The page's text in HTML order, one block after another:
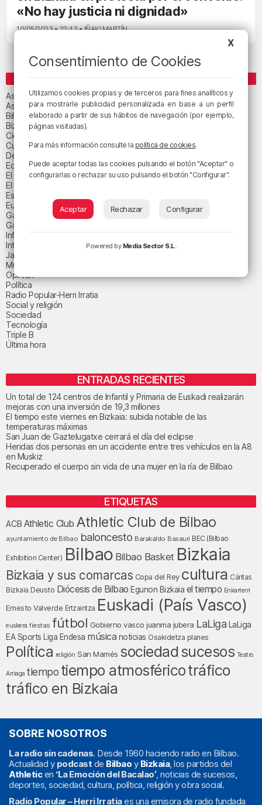
«No hay justicia ni dignidad»
10/05/2023 • 22:43 • IÑAKI MARTÍN
CATEGORÍAS
Asteburuko Planak
Asteko abestia
Bilbao
Bizkaia
Ciencia y salud
Cultura
Deportes
Economía
El paisaje de la semana
El paisaje del día
Espacio patrocinado
Euskadi
Gastronomía
Gaurko abestia
Informativos
Internacional
Jaialdi 2025
Música
Opinión
Política
Radio Popular-Herri Irratia
Social y religión
Sociedad
Tecnología
Triple B
Última hora
ENTRADAS RECIENTES
Un total de 124 centros de Infantil y Primaria de Euskadi realizarán
mejoras con una inversión de 19,3 millones
El tiempo este viernes en Bizkaia: subida notable de las
temperaturas máximas
San Juan de Gaztelugatxe cerrará el día del eclipse
Heridas dos personas en un accidente entre tres vehículos en la A8
en Muskiz
Recuperado el cuerpo sin vida de una mujer en la ría de Bilbao
ETIQUETAS
ACB Athletic Club Athletic Club de Bilbao
ayuntamiento de Bilbao baloncesto Barakaldo Basauri BEC (Bilbao
Exhibition Center) Bilbao Bilbao Basket Bizkaia
Bizkaia y sus comarcas Copa del Rey cultura Cáritas
Bizkaia Deusto Diócesis de Bilbao Egunon Bizkaia el tiempo Enkarterri
Ernesto Valverde Ertzaintza Euskadi (País Vasco)
euskera fiestas fútbol Gobierno vasco juanma jubera LaLiga LaLiga
EA Sports Liga Endesa música noticias Osakidetza planes
Política religión San Mamés sociedad sucesos Teatro
Arriaga tiempo tiempo atmosféricotráfico
tráfico en Bizkaia
SOBRE NOSOTROS
La radio sin cadenas. Desde 1960 haciendo radio en Bilbao.
Actualidad y podcast de Bilbao y Bizkaia, los partidos del
Athleticen ‘La Emoción del Bacalao’, noticias de sucesos,
deportes, sociedad, cultura, política, religión y obra social.
Radio Popular – Herri Irratiaes una emisora de radio fundada
X
Consentimiento de Cookies
Utilizamos cookies propias y de terceros para fines analíticos y
para mostrarle publicidad personalizada en base a un perfil
elaborado a partir de sus hábitos de navegación (por ejemplo,
páginas visitadas).
Para más información consulte la política de cookies.
Puede aceptar todas las cookies pulsando el botón "Aceptar" o
configurarlas o rechazar su uso pulsando el botón "Configurar".
Aceptar Rechazar Configurar
Powered by Media Sector S.L.